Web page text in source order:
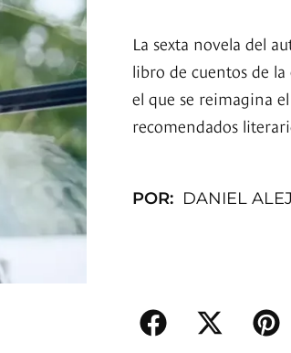
La sexta novela del
libro de cuentos de
el que se reimagina
recomendados
POR: DANIEL